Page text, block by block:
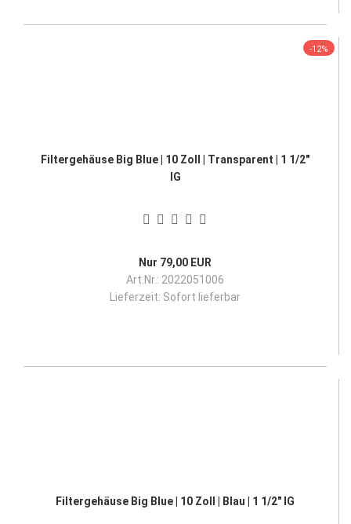
-12%
Filtergehäuse Big Blue | 10 Zoll | Transparent | 1 1/2"
IG
Nur 79,00 EUR
Art.Nr.: 2022051006
Lieferzeit: Sofort lieferbar
Filtergehäuse Big Blue | 10 Zoll | Blau | 1 1/2" IG